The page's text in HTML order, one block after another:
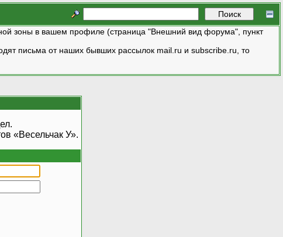
зоны в вашем профиле (страница "Внешний вид форума", пункт
письма от наших бывших рассылок mail.ru и subscribe.ru, то
«Весельчак У».